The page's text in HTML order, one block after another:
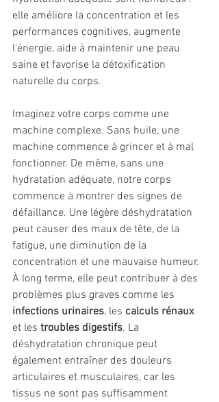
elle améliore la concentration et les
performances cognitives, augmente
l'énergie, aide à maintenir une peau
saine et favorise la détoxification
naturelle du corps.
Imaginez votre corps comme une
machine complexe. Sans huile, une
machine commence à grincer et à mal
fonctionner. De même, sans une
hydratation adéquate, notre corps
commence à montrer des signes de
défaillance. Une légère déshydratation
peut causer des maux de tête, de la
fatigue, une diminution de la
concentration et une mauvaise humeur.
À long terme, elle peut contribuer à des
problèmes plus graves comme les
infections urinaires, les calculs rénaux
et les troubles digestifs. La
déshydratation chronique peut
également entraîner des douleurs
articulaires et musculaires, car les
tissus ne sont pas suffisamment